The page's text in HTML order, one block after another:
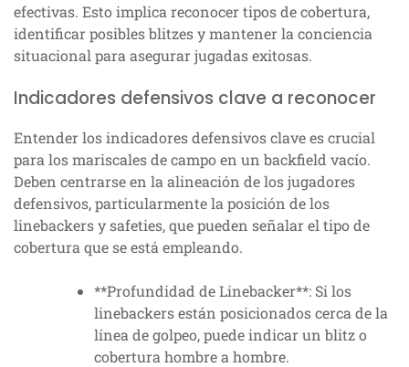
efectivas. Esto implica reconocer tipos de cobertura,
identificar posibles blitzes y mantener la conciencia
situacional para asegurar jugadas exitosas.
Indicadores defensivos clave a reconocer
Entender los indicadores defensivos clave es crucial
para los mariscales de campo en un backfield vacío.
Deben centrarse en la alineación de los jugadores
defensivos, particularmente la posición de los
linebackers y safeties, que pueden señalar el tipo de
cobertura que se está empleando.
**Profundidad de Linebacker**: Si los
linebackers están posicionados cerca de la
línea de golpeo, puede indicar un blitz o
cobertura hombre a hombre.